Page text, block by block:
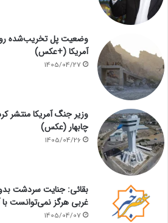
وضعیت پل تخریب‌شده
آمریکا (+عکس)
1405/04/27
وزیر جنگ آمریکا منتشر
چابهار (عکس)
1405/04/26
بقائی: جنایت سردشت
غربی هرگز نمی‌توانست
1405/04/07